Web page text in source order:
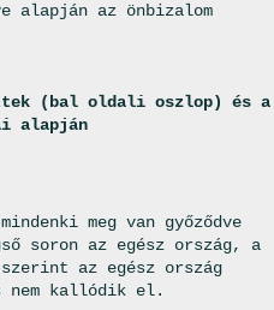
alapján az önbizalom
(bal oldali oszlop) és a
alapján
meg van győződve
soron az egész ország, a
az egész ország
nem kallódik el.